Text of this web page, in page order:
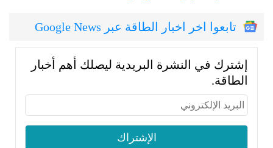
تابعوا اخر اخبار الطاقة عبر Google News
إشترك في النشرة البريدية ليصلك أهم أخبار
الطاقة.